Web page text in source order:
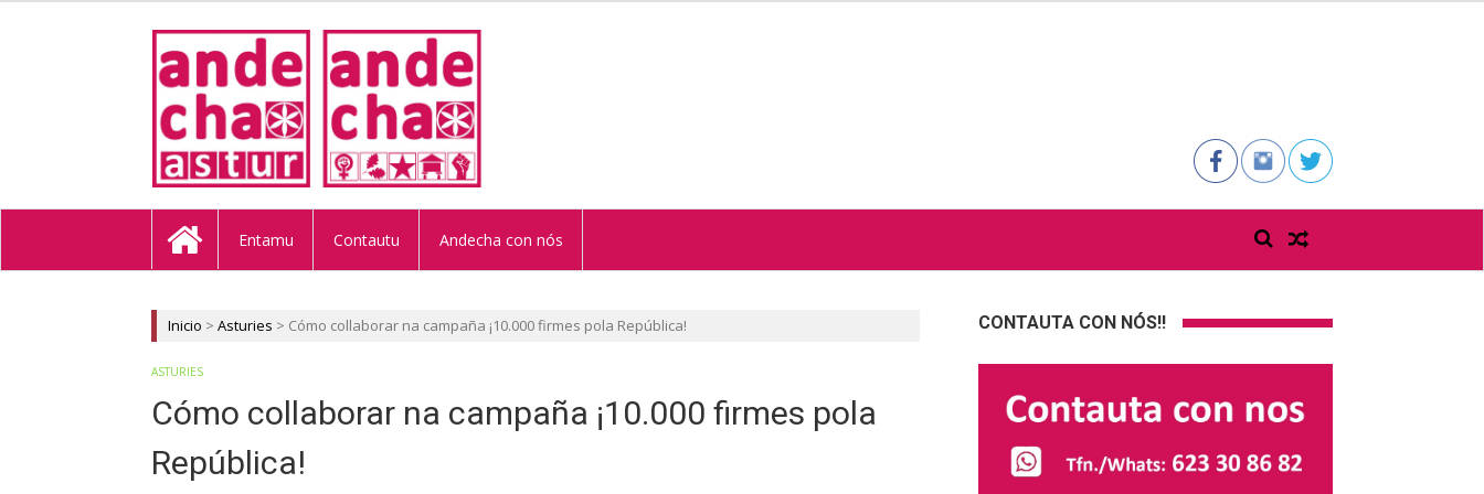
ANDECHA ASTUR
Entamu Contautu Andecha con nós
Inicio > Asturies > Cómo collaborar na campaña ¡10.000 firmes pola República!
ASTURIES
Cómo collaborar na campaña ¡10.000 firmes pola
República!
CONTAUTA CON NÓS!!